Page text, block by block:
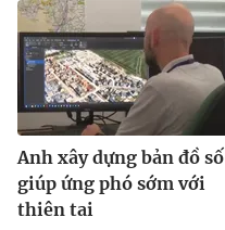
Anh xây dựng bản đồ số
giúp ứng phó sớm với
thiên tai